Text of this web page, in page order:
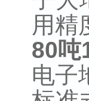
用精
80吨
电子